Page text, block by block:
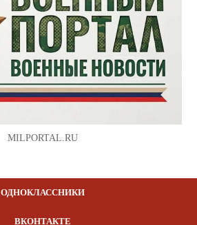
MILPORTAL.RU
ОДНОКЛАССНИКИ
ВКОНТАКТЕ